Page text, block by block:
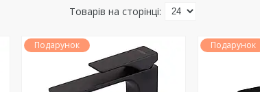
Подарунок Подарунок